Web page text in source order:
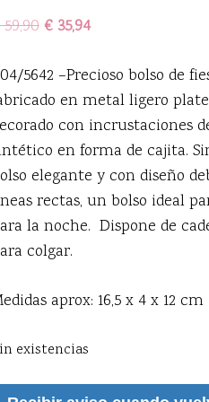
59,90 €35,94
5642 –Precioso bolso de
en metal ligero
con incrustaciones
en forma de cajita.
elegante y con diseño
rectas, un bolso ideal
la noche. Dispone de
colgar.
aprox: 16,5 x 4 x 12 cm
existencias